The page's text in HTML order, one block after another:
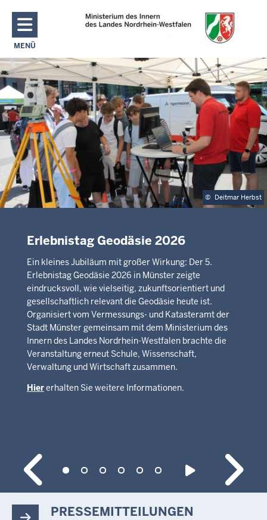
Direkt zum Inhalt
MENÜ
NAVIGATION AKTIVIEREN/DEAKTIVIEREN: MAIN MENU
© Deitmar Herbst
Erlebnistag Geodäsie 2026
Ein kleines Jubiläum mit großer Wirkung: Der 5.
Erlebnistag Geodäsie 2026 in Münster zeigte
eindrucksvoll, wie vielseitig, zukunftsorientiert und
gesellschaftlich relevant die Geodäsie heute ist.
Organisiert vom Vermessungs- und Katasteramt der
Stadt Münster gemeinsam mit dem Ministerium des
Innern des Landes Nordrhein-Westfalen brachte die
Veranstaltung erneut Schule, Wissenschaft,
Verwaltung und Wirtschaft zusammen.
Hiererhalten Sie weitere Informationen.
PRESSEMITTEILUNGEN